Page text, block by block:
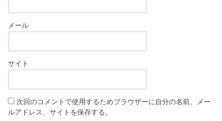
メール
サイト
次回のコメントで使用するためブラウザーに自分の名前、メー
ルアドレス、サイトを保存する。